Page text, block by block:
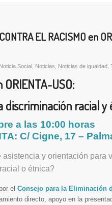
EL RACISMO en
Noticia Social Noticias Noticias de igualdad
USO:
discriminación racial y
a las 10:00 horas
C/ Cigne, 17 –
y orientación para
o étnica?
el Consejo para la Eliminación
directo, apoyo en la